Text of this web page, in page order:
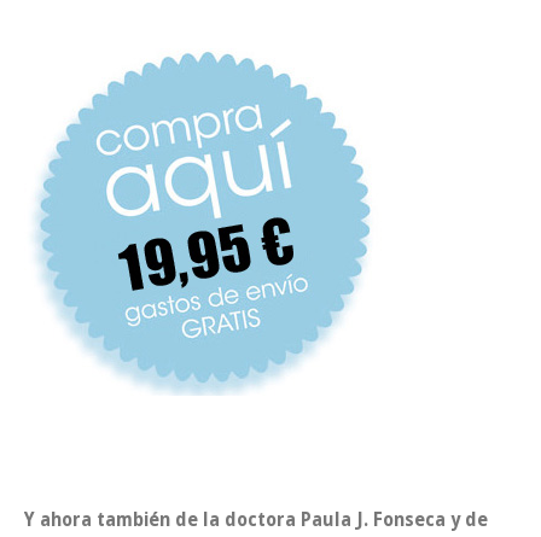
Y ahora también de la doctora Paula J. Fonseca y de